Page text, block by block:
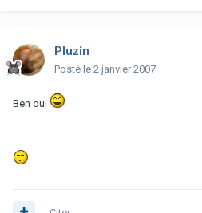
Pluzin
Posté le 2 janvier 2007
Ben oui